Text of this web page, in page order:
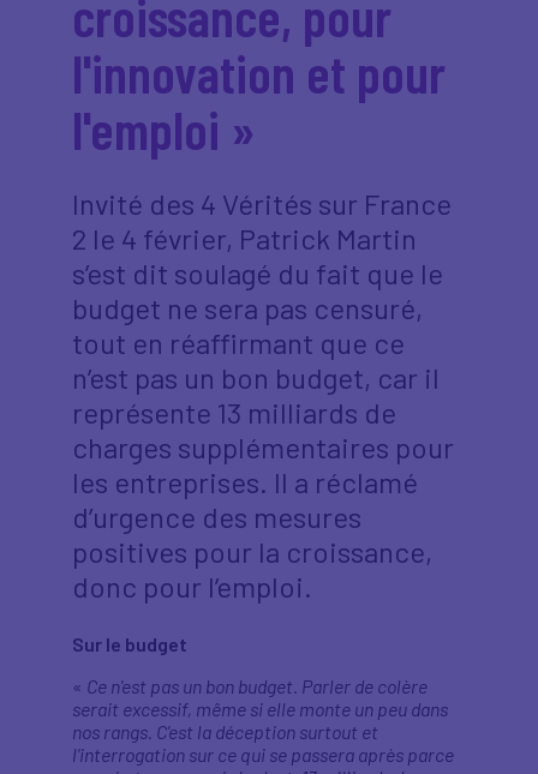
croissance, pour
l'innovation et pour
l'emploi »
Invité des 4 Vérités sur France
2 le 4 février, Patrick Martin
s’est dit soulagé du fait que le
budget ne sera pas censuré,
tout en réaffirmant que ce
n’est pas un bon budget, car il
représente 13 milliards de
charges supplémentaires pour
les entreprises. Il a réclamé
d’urgence des mesures
positives pour la croissance,
donc pour l’emploi.
Sur le budget
« Ce n'est pas un bon budget. Parler de colère
serait excessif, même si elle monte un peu dans
nos rangs. C'est la déception surtout et
l'interrogation sur ce qui se passera après parce